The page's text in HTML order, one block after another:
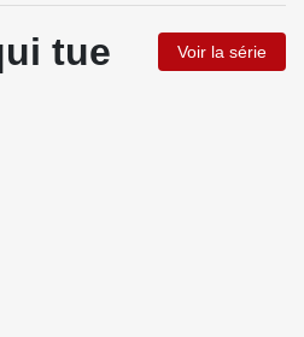
tue Voir la série